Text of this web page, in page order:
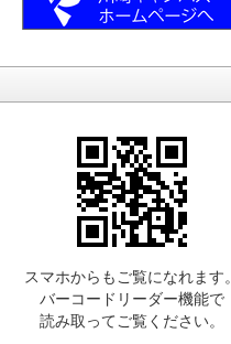
スマホからもご覧になれます。
バーコードリーダー機能で
読み取ってご覧ください。